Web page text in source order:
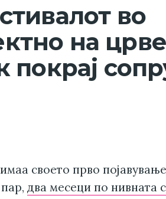
во
на
своето прво
два месеци по нивната